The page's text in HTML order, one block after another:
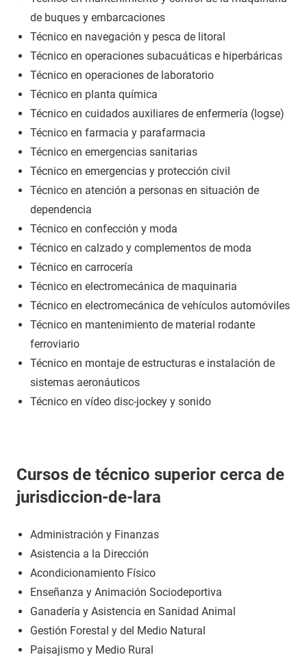
de buques y embarcaciones
Técnico en navegación y pesca de litoral
Técnico en operaciones subacuáticas e hiperbáricas
Técnico en operaciones de laboratorio
Técnico en planta química
Técnico en cuidados auxiliares de enfermería (logse)
Técnico en farmacia y parafarmacia
Técnico en emergencias sanitarias
Técnico en emergencias y protección civil
Técnico en atención a personas en situación de
dependencia
Técnico en confección y moda
Técnico en calzado y complementos de moda
Técnico en carrocería
Técnico en electromecánica de maquinaria
Técnico en electromecánica de vehículos automóviles
Técnico en mantenimiento de material rodante
ferroviario
Técnico en montaje de estructuras e instalación de
sistemas aeronáuticos
Técnico en vídeo disc-jockey y sonido
Cursos de técnico superior cerca de
jurisdiccion-de-lara
Administración y Finanzas
Asistencia a la Dirección
Acondicionamiento Físico
Enseñanza y Animación Sociodeportiva
Ganadería y Asistencia en Sanidad Animal
Gestión Forestal y del Medio Natural
Paisajismo y Medio Rural